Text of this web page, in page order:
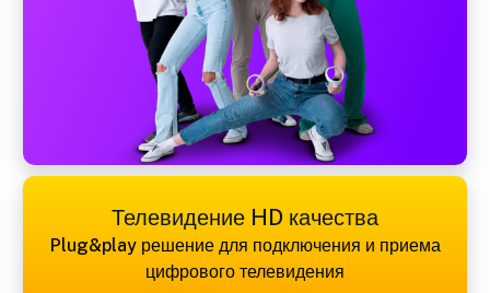
Телевидение HD качества
Plug&play решение для подключения и приема
цифрового телевидения